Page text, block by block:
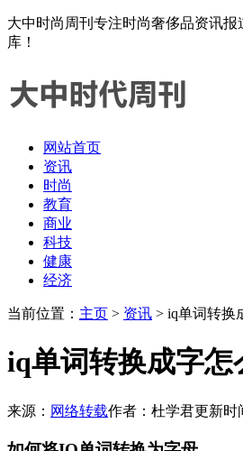
大中时尚周刊专注时尚奢侈品资讯
库！
网站首页
资讯
时尚
教育
商业
科技
健康
经济
当前位置： 主页 > 资讯 > iq单词转换
iq单词转换成字怎
来源： 网络转载作者：杜学君更新时